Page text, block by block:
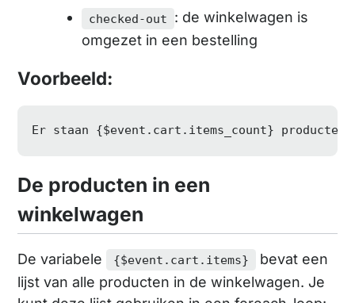
checked-out
: de winkelwagen is
omgezet in een bestelling
Voorbeeld:
Er staan {$event .cart.items_count} producten
De producten in een
winkelwagen
De variabele {$event.cart.items}
bevat een
lijst van alle producten in de winkelwagen. Je